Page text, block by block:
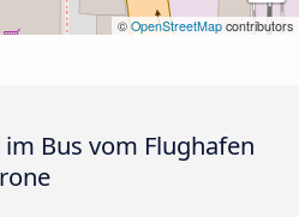
©OpenStreetMap contributors
Bus vom Flughafen